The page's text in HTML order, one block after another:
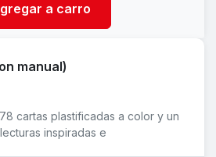
a carro
manual)
cartas plastificadas a color y un
inspiradas e